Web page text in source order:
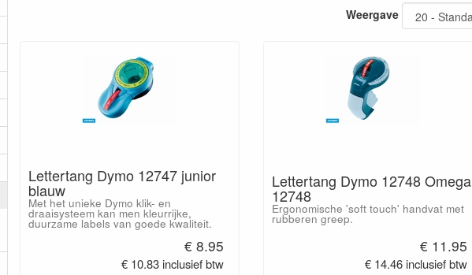
Weergave
Lettertang Dymo 12747 junior
blauw
Met het unieke Dymo klik- en
draaisysteem kan men kleurrijke,
duurzame labels van goede kwaliteit.
€ 8.95
€ 10.83 inclusief btw
Lettertang Dymo 12748 Omega
12748
Ergonomische 'soft touch' handvat met
rubberen greep.
€ 11.95
€ 14.46 inclusief btw